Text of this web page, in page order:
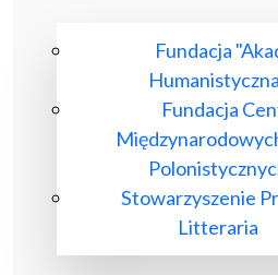
Fundacja
Fundacja
Stowarzyszenie
Litteraria